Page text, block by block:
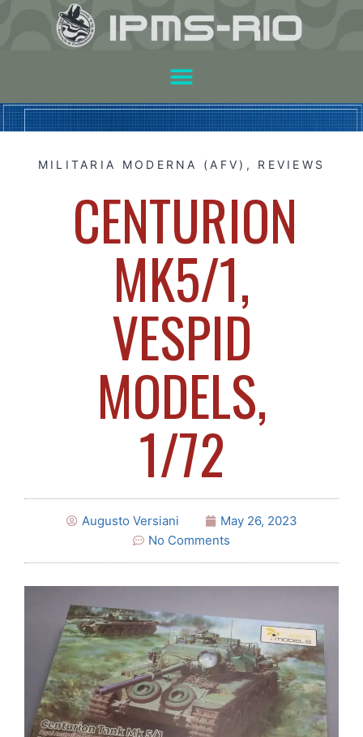
MILITARIA MODERNA (AFV) , REVIEWS
CENTURION
MK5/1,
VESPID
MODELS,
1/72
Augusto Versiani
May 26, 2023
No Comments